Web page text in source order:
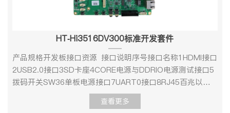
host 驱动INPUTHDMI 输入驱动I2SI2S 总线驱动DDRDDR驱
动AUDIOINPUT/OUTPUT输入/输出声卡驱动TCP/IP提供完
配置及相关服务程序文件系统常用命令cat、chmod、
echo、free、top、kill、ls、mkdir、mount、ps、
reboot、rm、lsmod、rmmod 等图形界面QT5.8.0提供完
善的QT 开发资源 5、 工作环境环境参数最小值典型值MAX
工业级温度-40℃/85℃储存温度-40℃25℃85℃工作电压
11.7V12V12.5V 6、 功耗典型电压典型电流典型功耗
供专业级的图像质量。支持 AlexNet、VGG、ResNet、
GoogLeNet等多种分类神经网络，支持完整的API 和工具链
hi3516dv500提供了高 效且丰富的计算资源，支撑行业类应
用和消费类应用。hi3516dv500集成了两个A55核，使得快
速启动、实时性和外设驱动的丰富性得以兼顾 。 产品规格
1、外观 HT-hi3516dv500定制开发板正面图2、接口
图 HT-hi3516dv500定制开发板 接口图 2、硬件规格参
数项目类型型号参数hi3516dv500说明核心配置处理器双核
HT-Hi3516DV300标准开发套件
产品规格开发板接口资源 接口说明序号接口名称1HDMI接口
2USB2.0接口3SD卡座4CORE电源与DDRIO电源测试接口5
拨码开关SW36单板电源接口7UART0接口8RJ45百兆以太
网接口9I2S接口10JTAG接口
11ADUIO_OUT12ADUIO_IN13按键KEY114UPATE_MODE
查看更多